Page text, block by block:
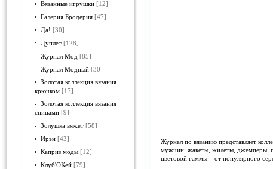
Вязанные игрушки [12]
Галерия Бродерия [47]
Да! [30]
Дуплет [128]
Журнал Мод [85]
Журнал Модный [30]
Золотая коллекция вязания
крючком [17]
Золотая коллекция вязания
спицами [9]
Золушка вяжет [58]
Ирэн [43]
Каприз моды [12]
Клуб'ОКей [79]
Журнал по вязанию представляет
мужчин: жакеты, жилеты, джемперы,
цветовой гаммы – от популярного